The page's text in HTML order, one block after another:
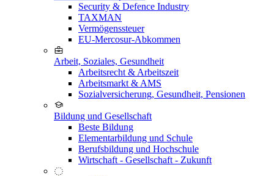
Security & Defence Industry
TAXMAN
Vermögenssteuer
EU-Mercosur-Abkommen
Arbeit, Soziales, Gesundheit
Arbeitsrecht & Arbeitszeit
Arbeitsmarkt & AMS
Sozialversicherung, Gesundheit, Pensionen
Bildung und Gesellschaft
Beste Bildung
Elementarbildung und Schule
Berufsbildung und Hochschule
Wirtschaft - Gesellschaft - Zukunft